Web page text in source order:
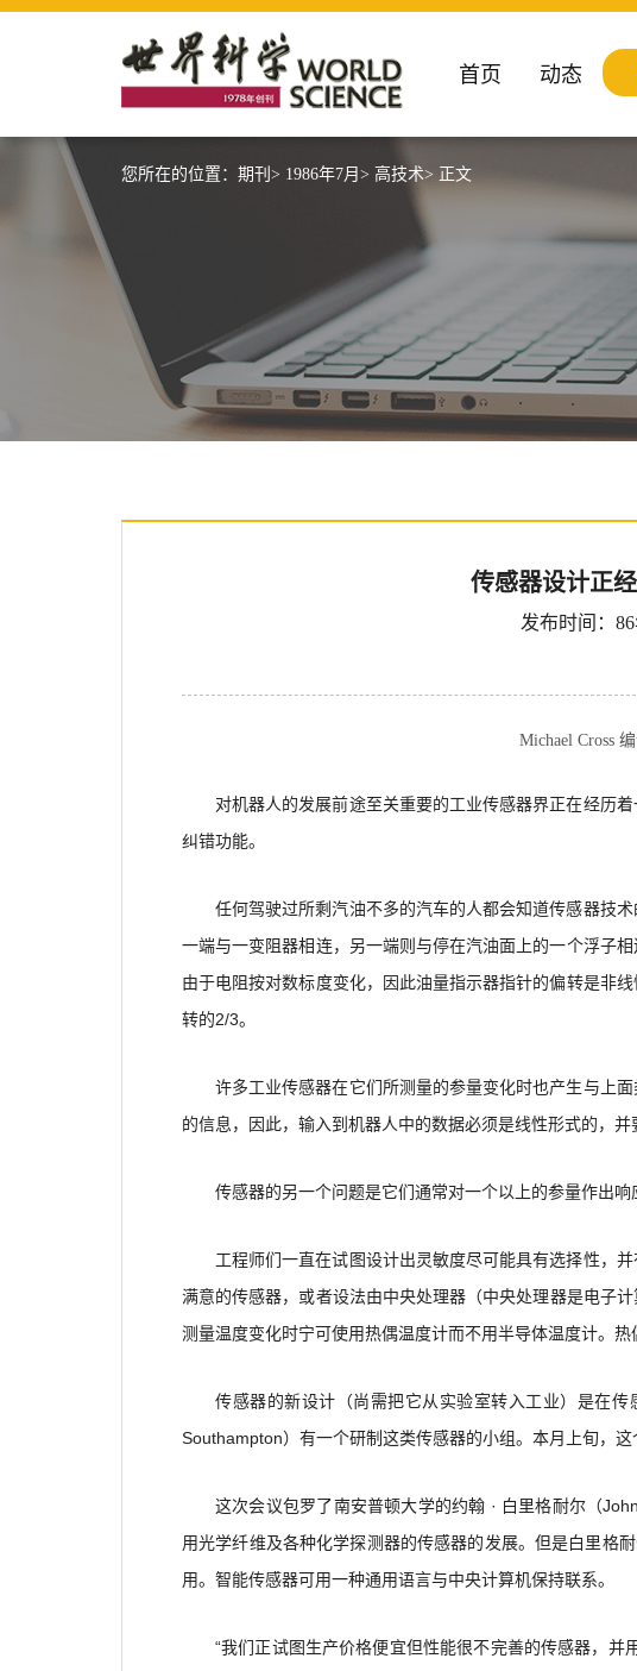
首页 动态
您所在的位置： 期刊> 1986年7月> 高技术> 正文
传感器设计正
发布时间：86
Michael Cross
对机器人的发展前途至关重要的工业传感器界正在经历
纠错功能。
任何驾驶过所剩汽油不多的汽车的人都会知道传感器技
一端与一变阻器相连，另一端则与停在汽油面上的一个浮子
由于电阻按对数标度变化，因此油量指示器指针的偏转是非
转的2/3。
许多工业传感器在它们所测量的参量变化时也产生与上
的信息，因此，输入到机器人中的数据必须是线性形式的，并
传感器的另一个问题是它们通常对一个以上的参量作出响
工程师们一直在试图设计出灵敏度尽可能具有选择性，
满意的传感器，或者设法由中央处理器（中央处理器是电
测量温度变化时宁可使用热偶温度计而不用半导体温度计。
传感器的新设计（尚需把它从实验室转入工业）是在
Southampton）有一个研制这类传感器的小组。本月上旬，
这次会议包罗了南安普顿大学的约翰 · 白里格耐尔（
用光学纤维及各种化学探测器的传感器的发展。但是白里格
用。智能传感器可用一种通用语言与中央计算机保持联系。
“我们正试图生产价格便宜但性能很不完善的传感器，